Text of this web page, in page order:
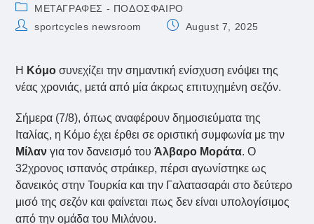
Post
category:
ΜΕΤΑΓΡΑΦΕΣ - ΠΟΔΟΣΦΑΙΡΟ
Postsportcycles newsroom
PostAugust 7, 2025
Η Κόμο συνεχίζει την σημαντική ενίσχυση ενόψει της
νέας χρονιάς, μετά από μία άκρως επιτυχημένη σεζόν.
Σήμερα (7/8), όπως αναφέρουν δημοσιεύματα της
Ιταλίας, η Κόμο έχει έρθει σε οριστική συμφωνία με την
Μίλαν για τον δανεισμό τουΆλβαρο Μοράτα. Ο
32χρονος ισπανός στράικερ, πέρσι αγωνίστηκε ως
δανεικός στην Τουρκία και την Γαλατασαράι στο δεύτερο
μισό της σεζόν και φαίνεται πως δεν είναι υπολογίσιμος
από την ομάδα του Μιλάνου.